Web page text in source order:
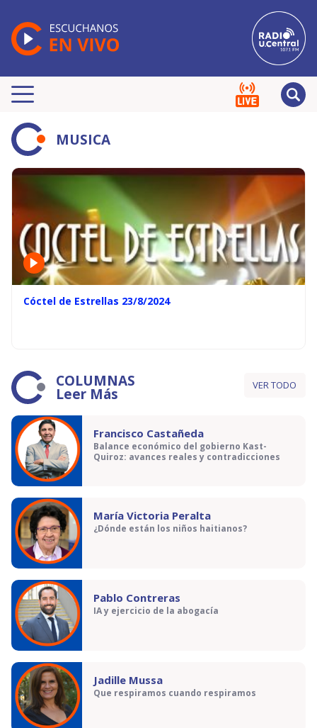
MUSICA
Cóctel de Estrellas 23/8/2024
COLUMNAS
Leer Más VER TODO
Francisco Castañeda
Balance económico del gobierno Kast-
Quiroz: avances reales y contradicciones
María Victoria Peralta
¿Dónde están los niños haitianos?
Pablo Contreras
IA y ejercicio de la abogacía
Jadille Mussa
Que respiramos cuando respiramos